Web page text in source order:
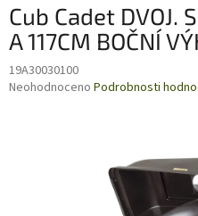
Cub Cadet DVOJ.
A 117CM BOČNÍ
19A30030100
Průměrné
Neohodnoceno Podrobnosti